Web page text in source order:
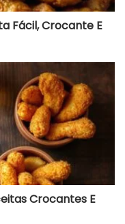
Fácil, Crocante E
Crocantes E